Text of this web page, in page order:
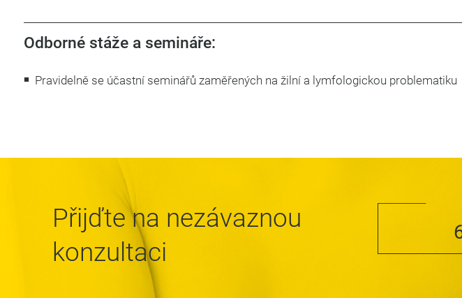
Odborné stáže a semináře:
Pravidelně se účastní seminářů zaměřených na žilní a lymfologickou problematiku
Přijďte na nezávaznou
konzultaci